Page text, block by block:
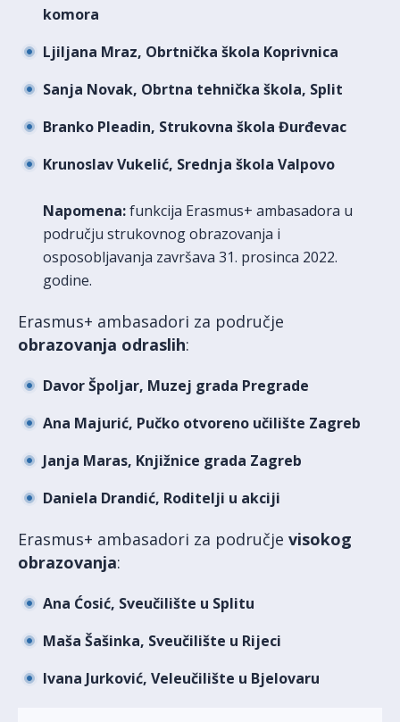
komora
Ljiljana Mraz, Obrtnička škola Koprivnica
Sanja Novak, Obrtna tehnička škola, Split
Branko Pleadin, Strukovna škola Đurđevac
Krunoslav Vukelić, Srednja škola Valpovo
Napomena:funkcija Erasmus+ ambasadora u
području strukovnog obrazovanja i
osposobljavanja završava 31. prosinca 2022.
godine.
Erasmus+ ambasadori za područje
obrazovanja odraslih:
Davor Špoljar, Muzej grada Pregrade
Ana Majurić, Pučko otvoreno učilište Zagreb
Janja Maras, Knjižnice grada Zagreb
Daniela Drandić, Roditelji u akciji
Erasmus+ ambasadori za područje visokog
obrazovanja:
Ana Ćosić, Sveučilište u Splitu
Maša Šašinka, Sveučilište u Rijeci
Ivana Jurković, Veleučilište u Bjelovaru